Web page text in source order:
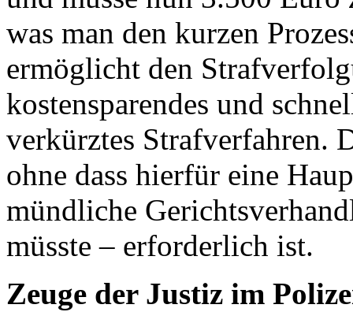
was man den kurzen
ermöglicht den
kostensparendes und
verkürztes Strafverfahren.
ohne dass hierfür eine
mündliche
müsste – erforderlich ist.
Zeuge der Justiz im